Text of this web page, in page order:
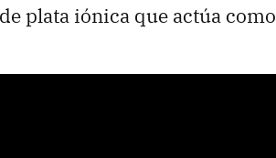
plata iónica que actúa